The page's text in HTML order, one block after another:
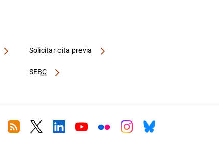
SEBC
Solicitar cita previa
RSS TwitterLinkedin
YoutubeFlickrInstagram
Bluesky